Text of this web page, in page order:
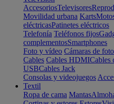
AccesoriosTelevisores
Movilidad urbana Karts
eléctricasPatinetes eléctricos
Telefonía Teléfonos fijos
complementosSmartphones
Foto y vídeo Cámaras de
Cables Cables HDMICables
USBCables Jack
Consolas y videojuegos
Textil
Ropa de cama Mantas